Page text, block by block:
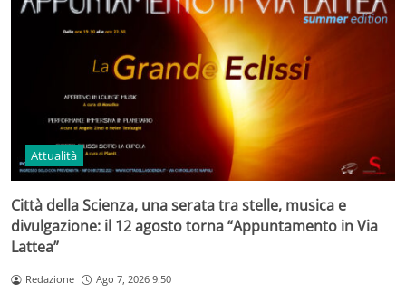
Attualità
Città della Scienza, una serata tra stelle, musica e
divulgazione: il 12 agosto torna “Appuntamento in Via
Lattea”
Redazione Ago 7, 2026 9:50